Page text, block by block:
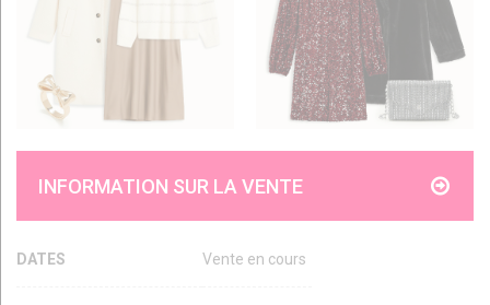
INFORMATION SUR LA VENTE
DATES Vente en cours